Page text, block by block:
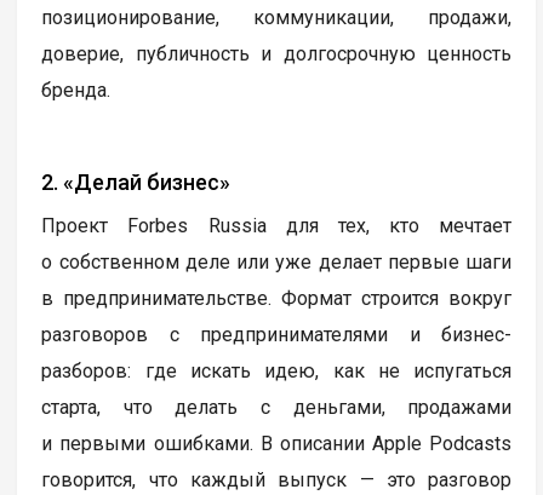
позиционирование, коммуникации, продажи,
доверие, публичность и долгосрочную ценность
бренда.
2. «Делай бизнес»
Проект Forbes Russia для тех, кто мечтает
о собственном деле или уже делает первые шаги
в предпринимательстве. Формат строится вокруг
разговоров с предпринимателями и бизнес-
разборов: где искать идею, как не испугаться
старта, что делать с деньгами, продажами
и первыми ошибками. В описании Apple Podcasts
говорится, что каждый выпуск — это разговор